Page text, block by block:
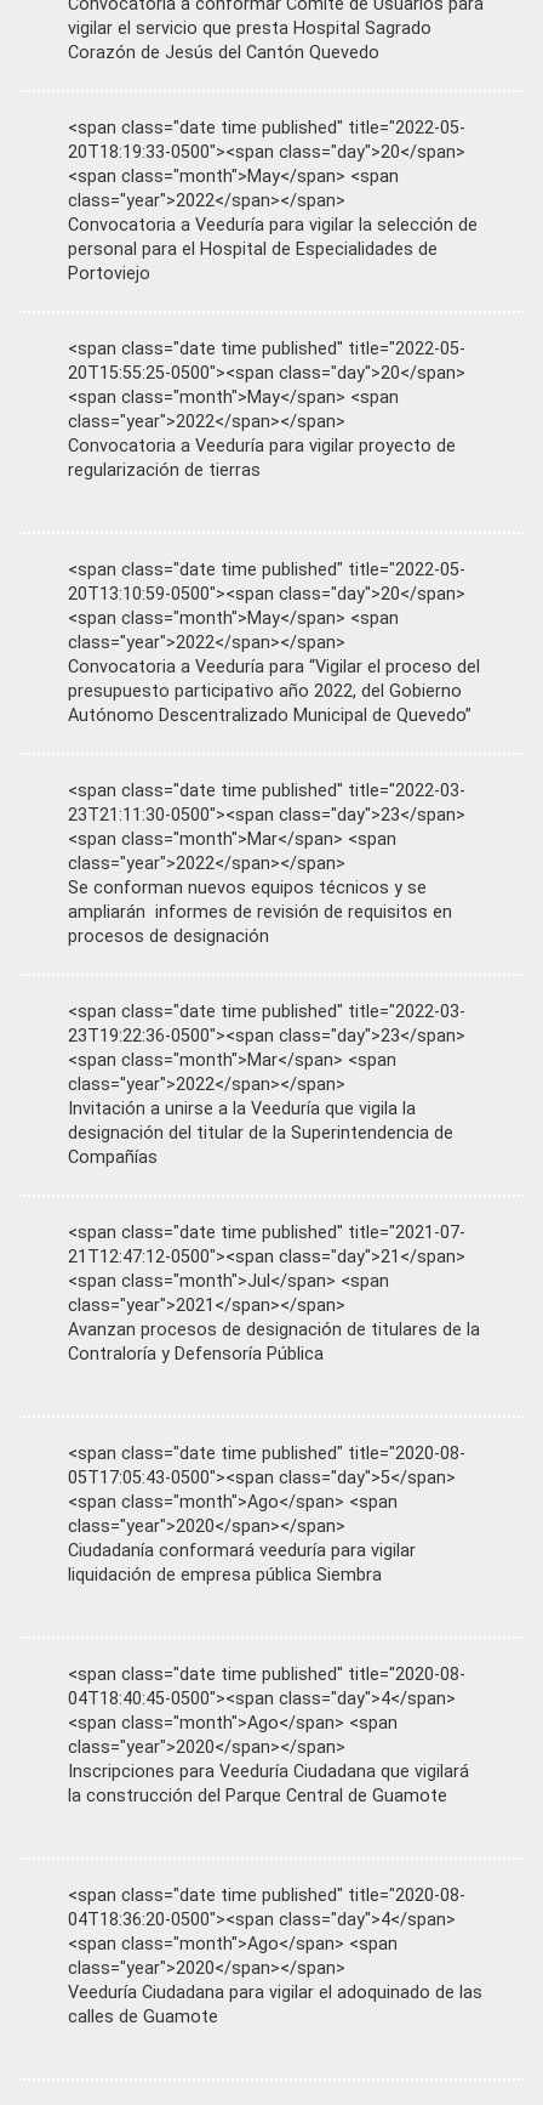
Convocatoria a conformar Comité de Usuarios para
vigilar el servicio que presta Hospital Sagrado
Corazón de Jesús del Cantón Quevedo
<span class="date time published" title="2022-05-
20T18:19:33-0500"><span class="day">20</span>
<span class="month">May</span> <span
class="year">2022</span></span>
Convocatoria a Veeduría para vigilar la selección de
personal para el Hospital de Especialidades de
Portoviejo
<span class="date time published" title="2022-05-
20T15:55:25-0500"><span class="day">20</span>
<span class="month">May</span> <span
class="year">2022</span></span>
Convocatoria a Veeduría para vigilar proyecto de
regularización de tierras
<span class="date time published" title="2022-05-
20T13:10:59-0500"><span class="day">20</span>
<span class="month">May</span> <span
class="year">2022</span></span>
Convocatoria a Veeduría para “Vigilar el proceso del
presupuesto participativo año 2022, del Gobierno
Autónomo Descentralizado Municipal de Quevedo”
<span class="date time published" title="2022-03-
23T21:11:30-0500"><span class="day">23</span>
<span class="month">Mar</span> <span
class="year">2022</span></span>
Se conforman nuevos equipos técnicos y se
ampliarán informes de revisión de requisitos en
procesos de designación
<span class="date time published" title="2022-03-
23T19:22:36-0500"><span class="day">23</span>
<span class="month">Mar</span> <span
class="year">2022</span></span>
Invitación a unirse a la Veeduría que vigila la
designación del titular de la Superintendencia de
Compañías
<span class="date time published" title="2021-07-
21T12:47:12-0500"><span class="day">21</span>
<span class="month">Jul</span> <span
class="year">2021</span></span>
Avanzan procesos de designación de titulares de la
Contraloría y Defensoría Pública
<span class="date time published" title="2020-08-
05T17:05:43-0500"><span class="day">5</span>
<span class="month">Ago</span> <span
class="year">2020</span></span>
Ciudadanía conformará veeduría para vigilar
liquidación de empresa pública Siembra
<span class="date time published" title="2020-08-
04T18:40:45-0500"><span class="day">4</span>
<span class="month">Ago</span> <span
class="year">2020</span></span>
Inscripciones para Veeduría Ciudadana que vigilará
la construcción del Parque Central de Guamote
<span class="date time published" title="2020-08-
04T18:36:20-0500"><span class="day">4</span>
<span class="month">Ago</span> <span
class="year">2020</span></span>
Veeduría Ciudadana para vigilar el adoquinado de las
calles de Guamote